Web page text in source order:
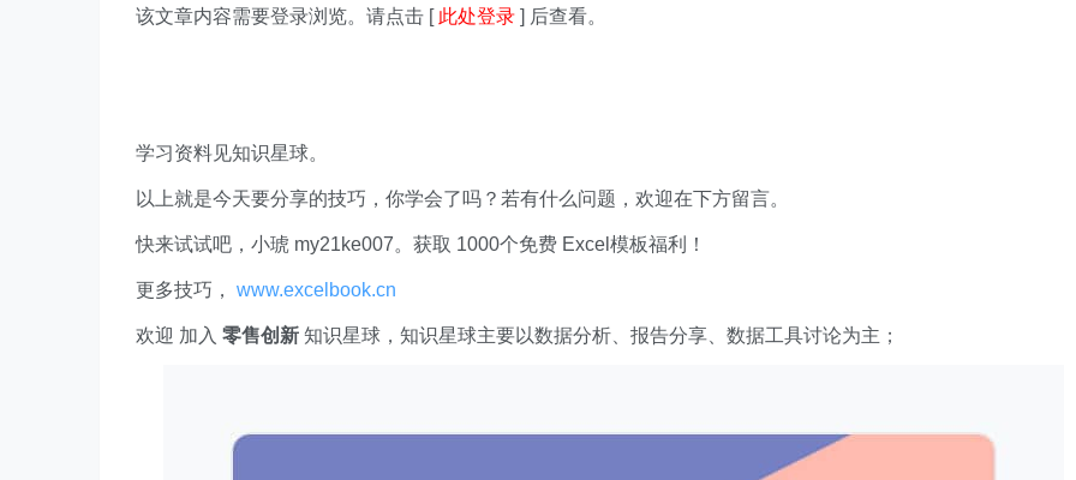
该文章内容需要登录浏览。请点击 [ 此处登录 ] 后查看。
学习资料见知识星球。
以上就是今天要分享的技巧，你学会了吗？若有什么问题，欢迎在下方留言。
快来试试吧，小琥 my21ke007。获取 1000个免费 Excel模板福利​​​​！
更多技巧， www.excelbook.cn
欢迎 加入 零售创新 知识星球，知识星球主要以数据分析、报告分享、数据工具讨论为主；